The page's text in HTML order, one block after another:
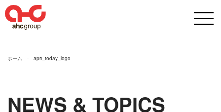
ホーム apri_today_logo
NEWS & TOPICS